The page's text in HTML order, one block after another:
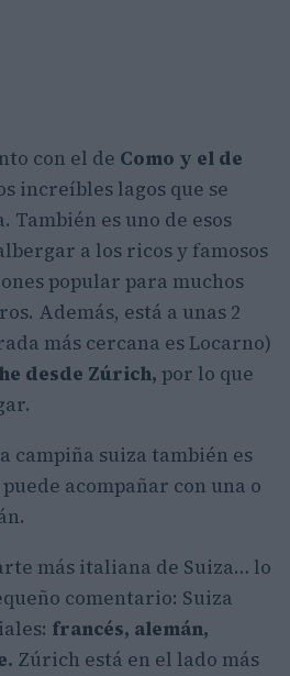
con el de Como y el de
increíbles lagos que se
es uno de esos
a los ricos y famosos
popular para muchos
Además, está a unas 2
más cercana es Locarno)
desde Zúrich, por lo que
campiña suiza también es
acompañar con una o
más italiana de Suiza… lo
comentario: Suiza
francés, alemán,
Zúrich está en el lado más